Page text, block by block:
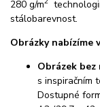
280 g/m
stálobarevnost.
Obrázky nabízíme
Obrázek bez
s inspiračním
Dostupné